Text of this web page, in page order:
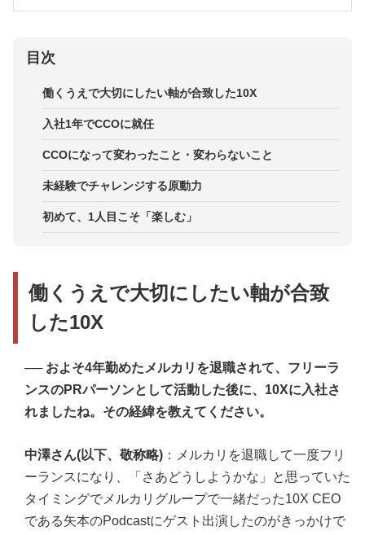
目次
働くうえで大切にしたい軸が合致した10X
入社1年でCCOに就任
CCOになって変わったこと・変わらないこと
未経験でチャレンジする原動力
初めて、1人目こそ「楽しむ」
働くうえで大切にしたい軸が合致
した10X
── およそ4年勤めたメルカリを退職されて、フリーラ
ンスのPRパーソンとして活動した後に、10Xに入社さ
れましたね。その経緯を教えてください。
中澤さん(以下、敬称略) ：メルカリを退職して一度フリ
ーランスになり、「さあどうしようかな」と思っていた
タイミングでメルカリグループで一緒だった10X CEO
である矢本のPodcastにゲスト出演したのがきっかけで